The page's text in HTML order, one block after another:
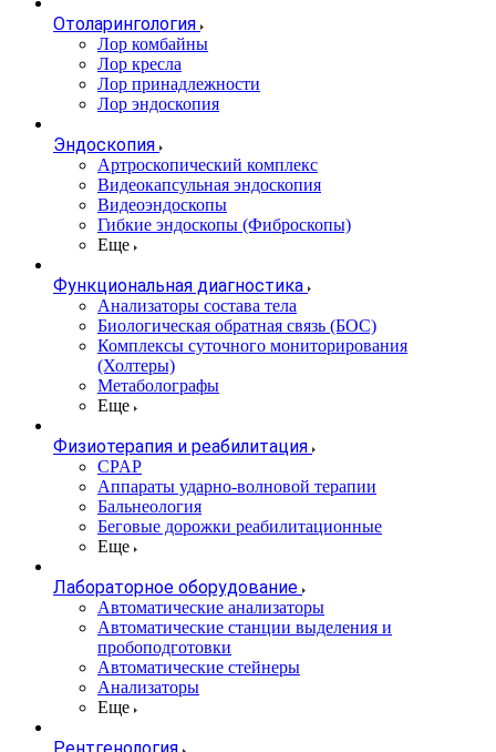
Отоларингология
Лор комбайны
Лор кресла
Лор принадлежности
Лор эндоскопия
Эндоскопия
Артроскопический комплекс
Видеокапсульная эндоскопия
Видеоэндоскопы
Гибкие эндоскопы (Фиброcкопы)
Еще
Функциональная диагностика
Анализаторы состава тела
Биологическая обратная связь (БОС)
Комплексы суточного мониторирования
(Холтеры)
Метаболографы
Еще
Физиотерапия и реабилитация
CPAP
Аппараты ударно-волновой терапии
Бальнеология
Беговые дорожки реабилитационные
Еще
Лабораторное оборудование
Автоматические анализаторы
Автоматические станции выделения и
пробоподготовки
Автоматические стейнеры
Анализаторы
Еще